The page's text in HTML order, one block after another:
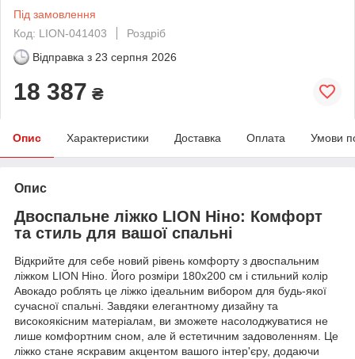
Під замовлення
Код: LION-041403
Роздріб
Відправка з 23 серпня 2026
18 387 ₴
Опис Характеристики Доставка Оплата Умови
Опис
Двоспальне ліжко LION Ніно: Комфорт
та стиль для вашої спальні
Відкрийте для себе новий рівень комфорту з двоспальним
ліжком LION Ніно. Його розміри 180x200 см і стильний колір
Авокадо роблять це ліжко ідеальним вибором для будь-якої
сучасної спальні. Завдяки елегантному дизайну та
високоякісним матеріалам, ви зможете насолоджуватися не
лише комфортним сном, але й естетичним задоволенням. Це
ліжко стане яскравим акцентом вашого інтер'єру, додаючи